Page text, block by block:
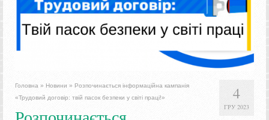
4
ГРУ 2023
Головна » Новини » Розпочинається інформаційна кампанія
«Трудовий договір: твій пасок безпеки у світі праці!»